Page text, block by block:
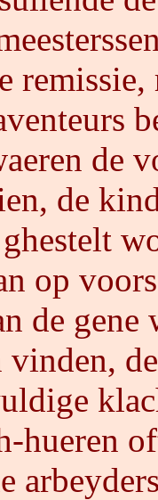
de
de
op
de
vinden,
hueren